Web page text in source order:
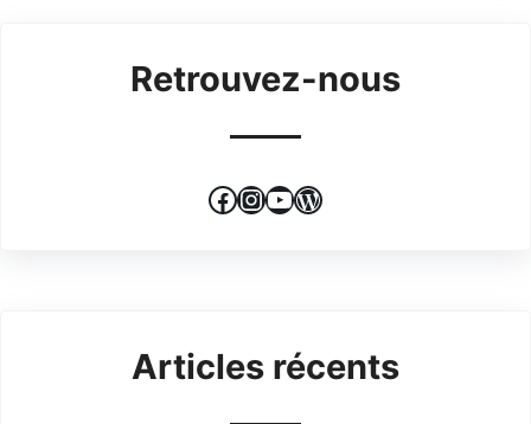
Retrouvez-nous
Facebook
Instagram
YouTube
WordPress
Articles récents